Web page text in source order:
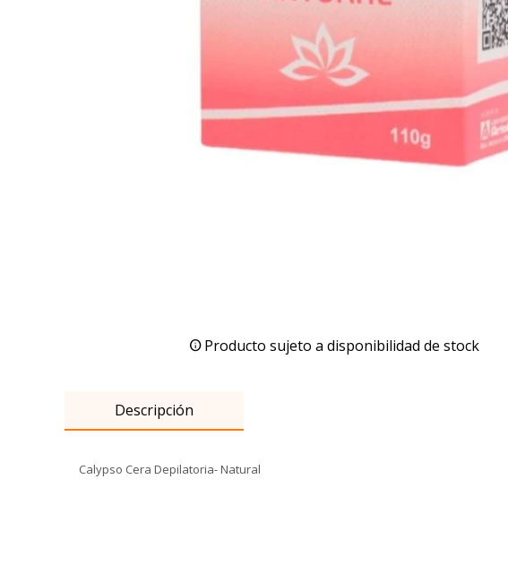
Producto sujeto a disponibilidad de stock
Descripción
Calypso Cera Depilatoria- Natural